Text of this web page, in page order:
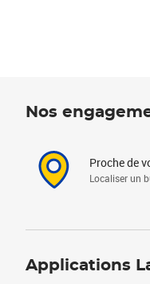
Nos
Proche de
Localiser un
Applications